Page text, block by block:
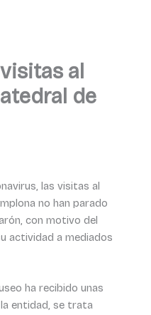
al
de
las visitas al
no han parado
con motivo del
actividad a mediados
ha recibido unas
entidad, se trata